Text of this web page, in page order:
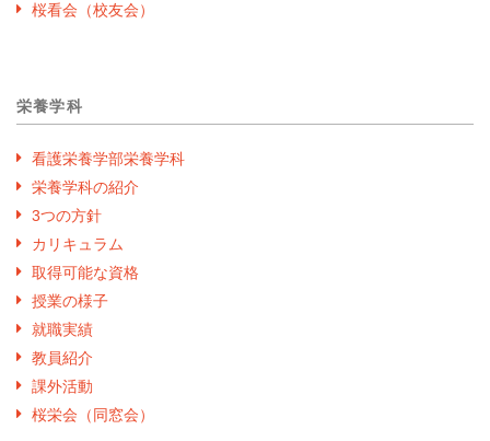
桜看会（校友会）
栄養学科
看護栄養学部栄養学科
栄養学科の紹介
3つの方針
カリキュラム
取得可能な資格
授業の様子
就職実績
教員紹介
課外活動
桜栄会（同窓会）